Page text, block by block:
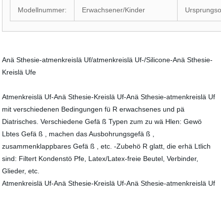
Modellnummer: Erwachsener/Kinder
Anä Sthesie-atmenkreislä Uf/atmenkreislä Uf-/Silicone-Anä Sthesie-
Kreislä Ufe
Atmenkreislä Uf-Anä Sthesie-Kreislä Uf-Anä Sthesie-atmenkreislä Uf
mit verschiedenen Bedingungen fü R erwachsenes und pä
Diatrisches. Verschiedene Gefä ß Typen zum zu wä Hlen: Gewö
Lbtes Gefä ß , machen das Ausbohrungsgefä ß ,
zusammenklappbares Gefä ß , etc. -Zubehö R glatt, die erhä Ltlich
sind: Filtert Kondenstö Pfe, Latex/Latex-freie Beutel, Verbinder,
Glieder, etc.
Atmenkreislä Uf-Anä Sthesie-Kreislä Uf-Anä Sthesie-atmenkreislä Uf